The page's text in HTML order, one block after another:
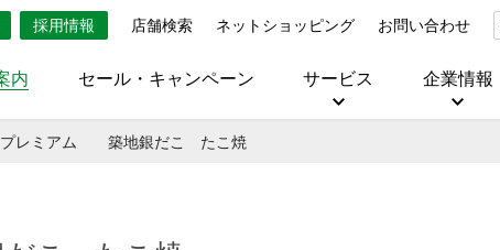
採用情報 店舗検索 ネットショッピング お問い合わせ
内 セール・キャンペーン サービス 企業情報
プレミアム 築地銀だこ たこ焼